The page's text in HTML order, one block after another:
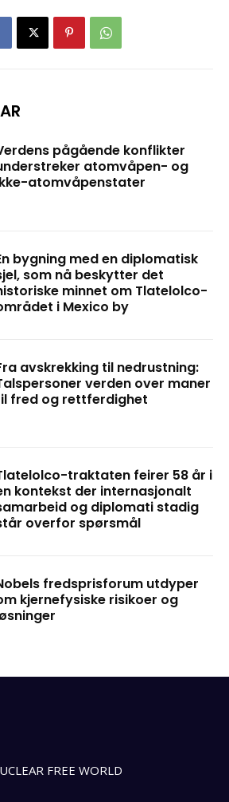
pågående konflikter
atomvåpen- og
atomvåpenstater
bygning med en diplomatisk
som nå beskytter det
minnet om Tlatelolco-
i Mexico by
avskrekking til nedrustning:
verden over maner
fred og rettferdighet
traktaten feirer 58 år i
kontekst der internasjonalt
og diplomati stadig
overfor spørsmål
fredsprisforum utdyper
kjernefysiske risikoer og
FREE WORLD